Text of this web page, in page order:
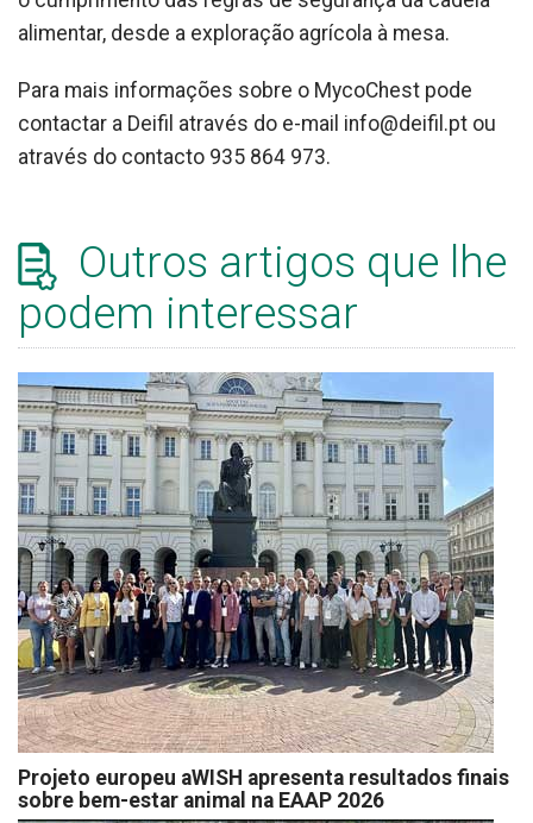
alimentar, desde a exploração agrícola à mesa.
Para mais informações sobre o MycoChest pode
contactar a Deifil através do e-mail info@deifil.pt ou
através do contacto 935 864 973.
Outros artigos que lhe
podem interessar
Projeto europeu aWISH apresenta resultados finais
sobre bem-estar animal na EAAP 2026